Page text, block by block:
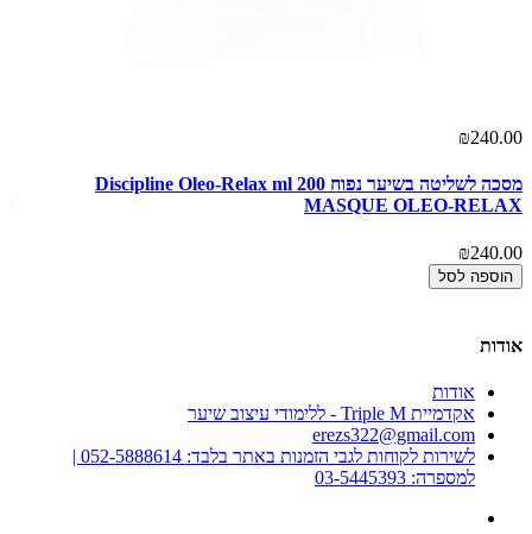
₪240.00
מסכה לשליטה בשיער נפוח Discipline Oleo-Relax ml 200
MASQUE OLEO-RELAX
₪240.00
הוספה לסל
אודות
אודות
אקדמיית Triple M - ללימודי עיצוב שיער
erezs322@gmail.com
לשירות לקוחות לגבי הזמנות באתר בלבד: 052-5888614 |
למספרה: 03-5445393